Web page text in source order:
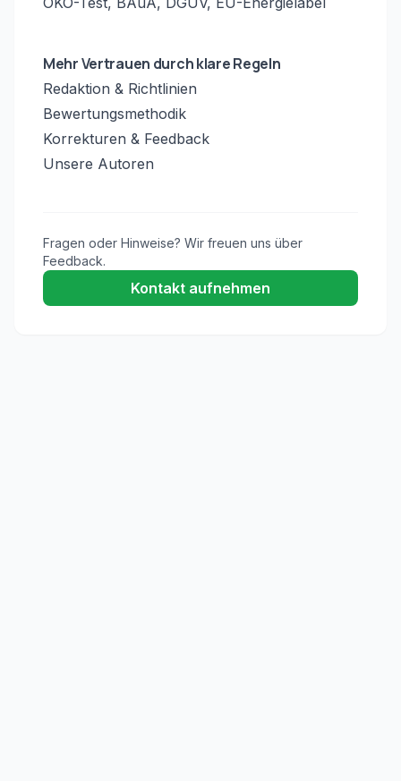
Mehr Vertrauen durch klare Regeln
Redaktion & Richtlinien
Bewertungsmethodik
Korrekturen & Feedback
Unsere Autoren
Fragen oder Hinweise? Wir freuen uns über
Feedback.
Kontakt aufnehmen